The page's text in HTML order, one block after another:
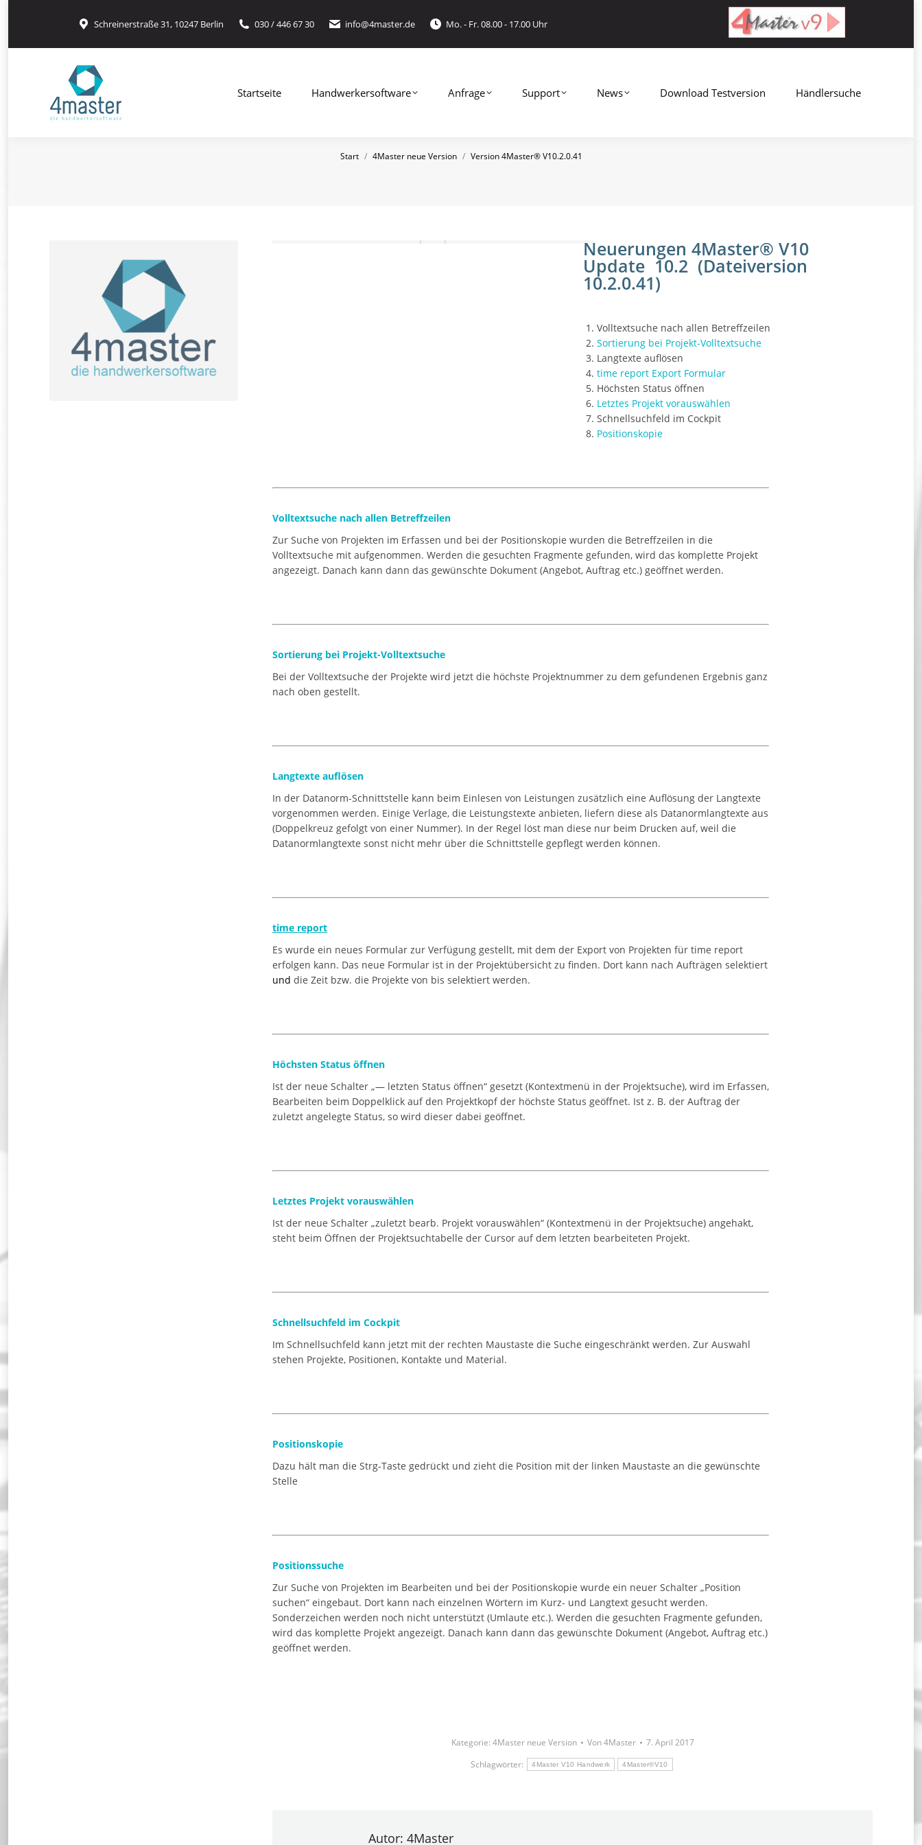
Schreinerstraße 31, 10247 Berlin 030 / 446 67 30 info@4master.de Mo. - Fr. 08.00 - 17.00 Uhr
Startseite Handwerkersoftware Anfrage Support News Download Testversion Händlersuche
Start 4Master neue Version Version 4Master® V10.2.0.41
Neuerungen 4Master® V10
Update 10.2 (Dateiversion
10.2.0.41)
Volltextsuche nach allen Betreffzeilen
Sortierung bei Projekt-Volltextsuche
Langtexte auflösen
time report Export Formular
Höchsten Status öffnen
Letztes Projekt vorauswählen
Schnellsuchfeld im Cockpit
Positionskopie
Volltextsuche nach allen Betreffzeilen
Zur Suche von Projekten im Erfassen und bei der Positionskopie wurden die Betreffzeilen in die
Volltextsuche mit aufgenommen. Werden die gesuchten Fragmente gefunden, wird das komplette Projekt
angezeigt. Danach kann dann das gewünschte Dokument (Angebot, Auftrag etc.) geöffnet werden.
Sortierung bei Projekt-Volltextsuche
Bei der Volltextsuche der Projekte wird jetzt die höchste Projektnummer zu dem gefundenen Ergebnis ganz
nach oben gestellt.
Langtexte auflösen
In der Datanorm-Schnittstelle kann beim Einlesen von Leistungen zusätzlich eine Auflösung der Langtexte
vorgenommen werden. Einige Verlage, die Leistungstexte anbieten, liefern diese als Datanormlangtexte aus
(Doppelkreuz gefolgt von einer Nummer). In der Regel löst man diese nur beim Drucken auf, weil die
Datanormlangtexte sonst nicht mehr über die Schnittstelle gepflegt werden können.
time report
Es wurde ein neues Formular zur Verfügung gestellt, mit dem der Export von Projekten für time report
erfolgen kann. Das neue Formular ist in der Projektübersicht zu finden. Dort kann nach Aufträgen selektiert
und die Zeit bzw. die Projekte von bis selektiert werden.
Höchsten Status öffnen
Ist der neue Schalter „— letzten Status öffnen“ gesetzt (Kontextmenü in der Projektsuche), wird im Erfassen,
Bearbeiten beim Doppelklick auf den Projektkopf der höchste Status geöffnet. Ist z. B. der Auftrag der
zuletzt angelegte Status, so wird dieser dabei geöffnet.
Letztes Projekt vorauswählen
Ist der neue Schalter „zuletzt bearb. Projekt vorauswählen“ (Kontextmenü in der Projektsuche) angehakt,
steht beim Öffnen der Projektsuchtabelle der Cursor auf dem letzten bearbeiteten Projekt.
Schnellsuchfeld im Cockpit
Im Schnellsuchfeld kann jetzt mit der rechten Maustaste die Suche eingeschränkt werden. Zur Auswahl
stehen Projekte, Positionen, Kontakte und Material.
Positionskopie
Dazu hält man die Strg-Taste gedrückt und zieht die Position mit der linken Maustaste an die gewünschte
Stelle
Positionssuche
Zur Suche von Projekten im Bearbeiten und bei der Positionskopie wurde ein neuer Schalter „Position
suchen“ eingebaut. Dort kann nach einzelnen Wörtern im Kurz- und Langtext gesucht werden.
Sonderzeichen werden noch nicht unterstützt (Umlaute etc.). Werden die gesuchten Fragmente gefunden,
wird das komplette Projekt angezeigt. Danach kann dann das gewünschte Dokument (Angebot, Auftrag etc.)
geöffnet werden.
Kategorie: 4Master neue Version Von4Master
7. April 2017
Schlagwörter:
4Master V10 Handwerk 4Master®V10
Autor: 4Master
Startseite Handwerkersoftware Anfrage Support Download Testversion Händlersuche